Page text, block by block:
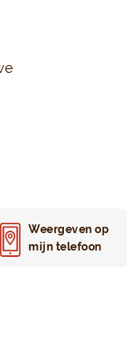
Weergeven op
mijn telefoon